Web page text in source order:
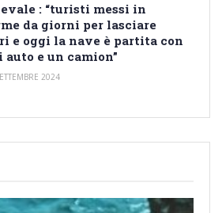
: “turisti messi in
da giorni per lasciare
e oggi la nave è partita con
auto e un camion”
2024